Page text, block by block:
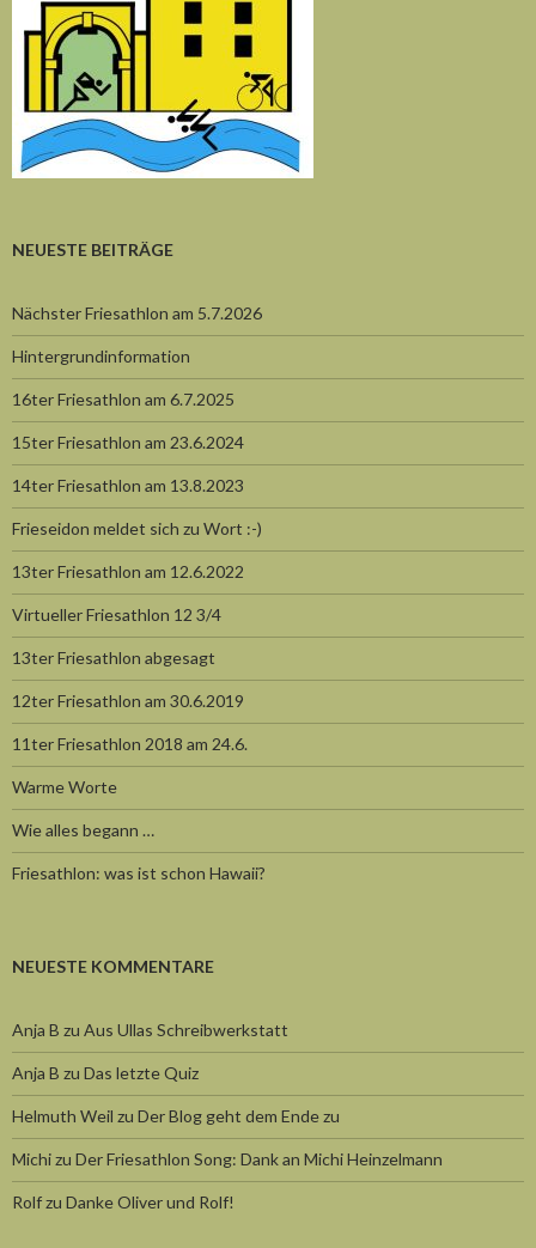
NEUESTE BEITRÄGE
Nächster Friesathlon am 5.7.2026
Hintergrundinformation
16ter Friesathlon am 6.7.2025
15ter Friesathlon am 23.6.2024
14ter Friesathlon am 13.8.2023
Frieseidon meldet sich zu Wort :-)
13ter Friesathlon am 12.6.2022
Virtueller Friesathlon 12 3/4
13ter Friesathlon abgesagt
12ter Friesathlon am 30.6.2019
11ter Friesathlon 2018 am 24.6.
Warme Worte
Wie alles begann …
Friesathlon: was ist schon Hawaii?
NEUESTE KOMMENTARE
Anja B zu Aus Ullas Schreibwerkstatt
Anja B zu Das letzte Quiz
Helmuth Weil zu Der Blog geht dem Ende zu
Michizu Der Friesathlon Song: Dank an Michi Heinzelmann
Rolfzu Danke Oliver und Rolf!